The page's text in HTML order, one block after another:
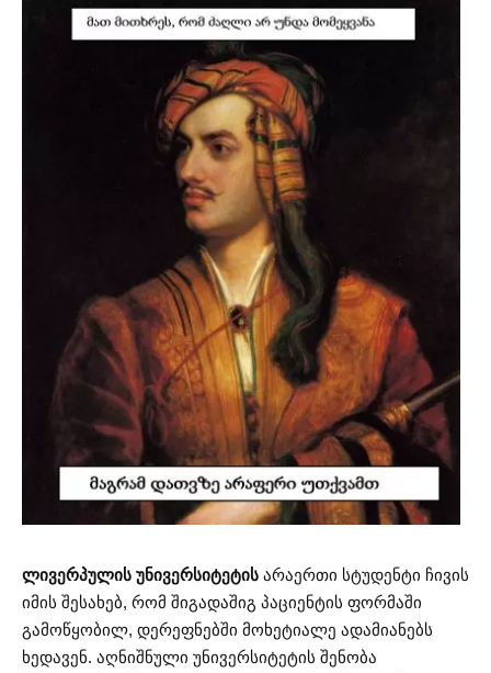
ლივერპულის უნივერსიტეტის არაერთი სტუდენტი ჩივის
იმის შესახებ, რომ შიგადაშიგ პაციენტის ფორმაში
გამოწყობილ, დერეფნებში მოხეტიალე ადამიანებს
ხედავენ. აღნიშნული უნივერსიტეტის შენობა